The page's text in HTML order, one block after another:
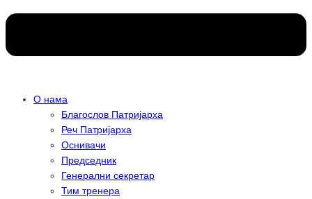
О нама
Благослов Патријарха
Реч Патријарха
Оснивачи
Председник
Генерални секретар
Тим тренера